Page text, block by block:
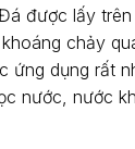
được lấy
chảy
ứng dụng rất
nước, nước